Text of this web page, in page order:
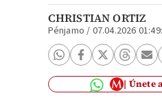
CHRISTIAN ORTIZ
Pénjamo / 07.04.2026
Únete